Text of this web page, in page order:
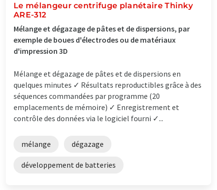
Le mélangeur centrifuge planétaire Thinky
ARE-312
Mélange et dégazage de pâtes et de dispersions, par
exemple de boues d'électrodes ou de matériaux
d'impression 3D
Mélange et dégazage de pâtes et de dispersions en
quelques minutes ✓ Résultats reproductibles grâce à des
séquences commandées par programme (20
emplacements de mémoire) ✓ Enregistrement et
contrôle des données via le logiciel fourni ✓...
mélange dégazage
développement de batteries